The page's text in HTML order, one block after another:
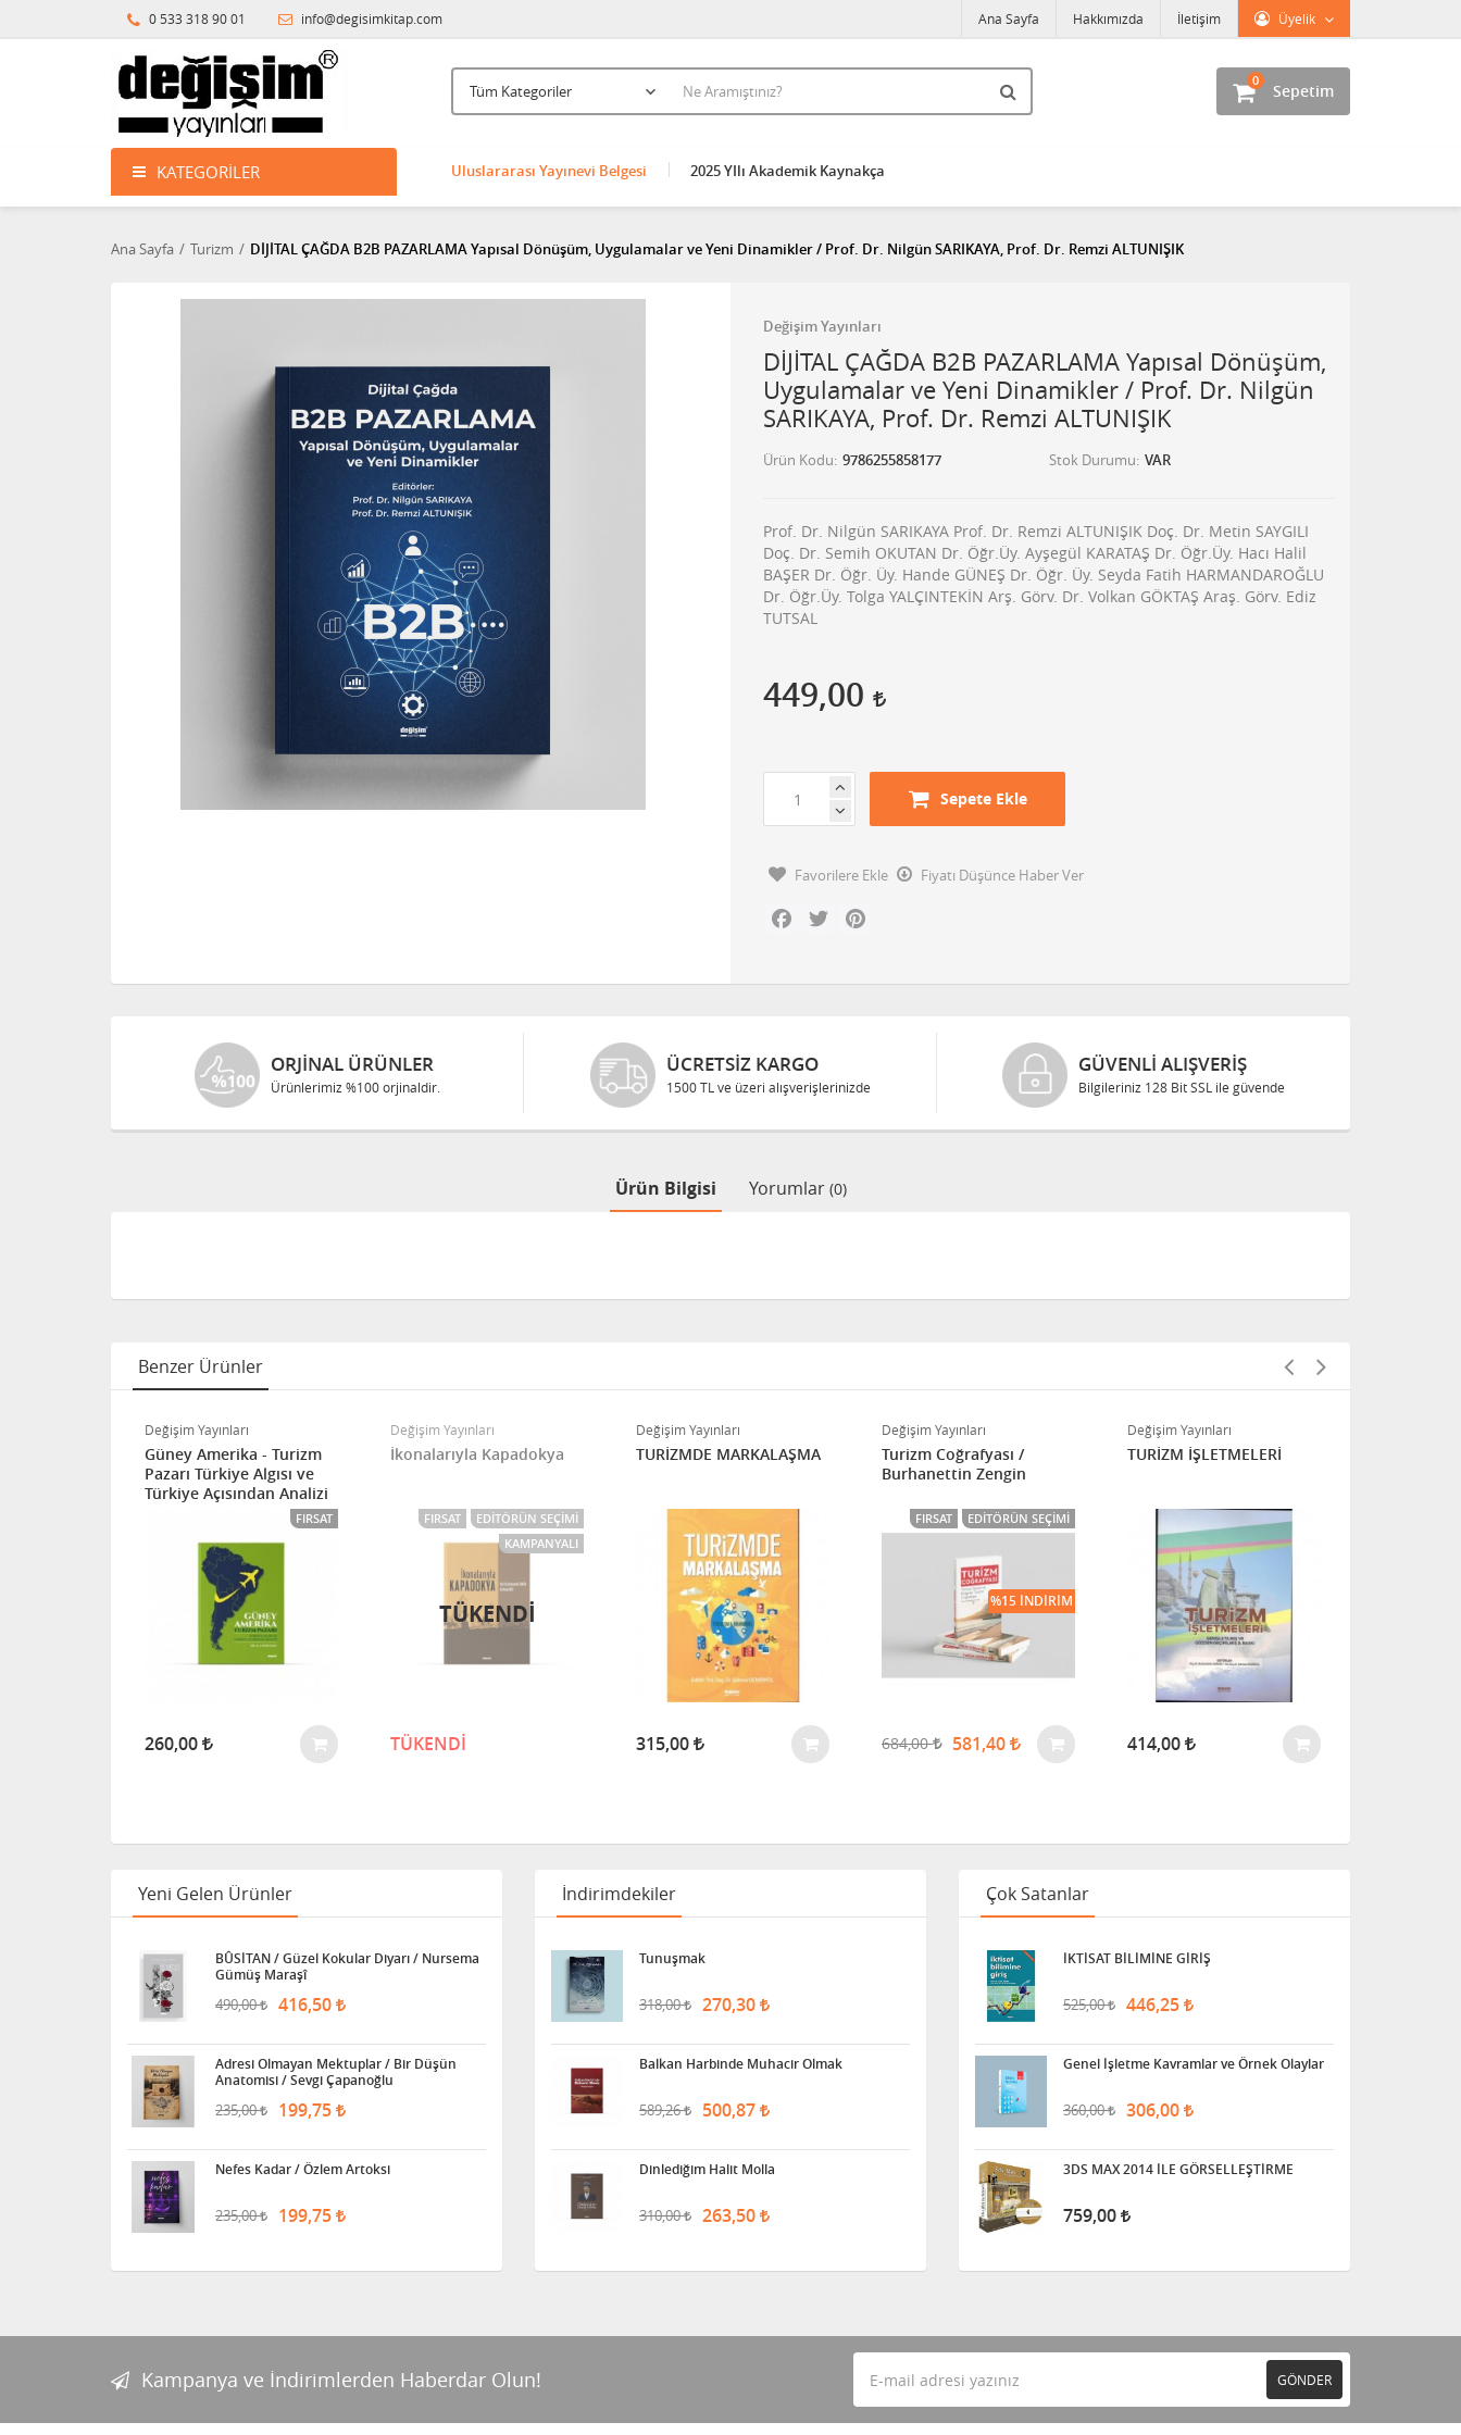
0 533 318 90 01 info@degisimkitap.com Üyelik
Ana Sayfa Hakkımızda İletişim
Sepetim
0
KATEGORILER Uluslararası Yayınevi Belgesi 2025 YIlı Akademik Kaynakça
Ana Sayfa Turizm DİJİTAL ÇAĞDA B2B PAZARLAMA Yapısal Dönüşüm, Uygulamalar ve Yeni Dinamikler / Prof. Dr. Nilgün SARIKAYA, Prof. Dr. Remzi ALTUNIŞIK
Değişim Yayınları
DİJİTAL ÇAĞDA B2B PAZARLAMA Yapısal Dönüşüm,
Uygulamalar ve Yeni Dinamikler / Prof. Dr. Nilgün
SARIKAYA, Prof. Dr. Remzi ALTUNIŞIK
Ürün Kodu 9786255858177 Stok Durumu VAR
Prof. Dr. Nilgün SARIKAYA Prof. Dr. Remzi ALTUNIŞIK Doç. Dr. Metin SAYGILI
Doç. Dr. Semih OKUTAN Dr. Öğr.Üy. Ayşegül KARATAŞ Dr. Öğr.Üy. Hacı Halil
BAŞER Dr. Öğr. Üy. Hande GÜNEŞ Dr. Öğr. Üy. Seyda Fatih HARMANDAROĞLU
Dr. Öğr.Üy. Tolga YALÇINTEKİN Arş. Görv. Dr. Volkan GÖKTAŞ Araş. Görv. Ediz
TUTSAL
449,00
Sepete Ekle
Favorilere Ekle
Fiyatı Düşünce Haber Ver
Facebook
Twitter
ORJINAL ÜRÜNLER
Ürünlerimiz %100 orjinaldir.
ÜCRETSIZ KARGO
1500 TL ve üzeri alışverişlerinizde
GÜVENLI ALIŞVERIŞ
Bilgileriniz 128 Bit SSL ile güvende
Ürün Bilgisi Yorumlar (0)
Benzer Ürünler
Değişim Yayınları
Güney Amerika - Turizm
Pazarı Türkiye Algısı ve
Türkiye Açısından Analizi
FIRSAT
260,00
Değişim Yayınları
İkonalarıyla Kapadokya
FIRSAT
EDITÖRÜN SEÇIMI
KAMPANYALI
TÜKENDİ
TÜKENDİ
Değişim Yayınları
TURİZMDE MARKALAŞMA
315,00
Değişim Yayınları
Turizm Coğrafyası /
Burhanettin Zengin
FIRSAT EDITÖRÜN SEÇIMI
684,00 581,40
%15 İNDIRIM
Değişim Yayınları
TURİZM İŞLETMELERİ
414,00
Yeni Gelen Ürünler
BÛSİTAN / Güzel Kokular Diyarı / Nursema
Gümüş Maraşî
490,00 416,50
Adresi Olmayan Mektuplar / Bir Düşün
Anatomisi / Sevgi Çapanoğlu
235,00 199,75
Nefes Kadar / Özlem Artoksi
235,00 199,75
İndirimdekiler
Tunuşmak
318,00 270,30
Balkan Harbinde Muhacir Olmak
589,26 500,87
Dinlediğim Halit Molla
310,00 263,50
Çok Satanlar
İKTİSAT BİLİMİNE GİRİŞ
525,00 446,25
Genel İşletme Kavramlar ve Örnek Olaylar
360,00 306,00
3DS MAX 2014 İLE GÖRSELLEŞTİRME
759,00
Kampanya ve İndirimlerden Haberdar Olun! GÖNDER